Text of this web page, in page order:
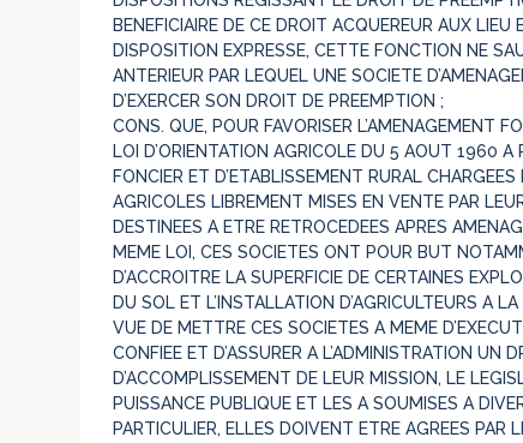
BENEFICIAIRE DE CE DROIT ACQUEREUR AUX
DISPOSITION EXPRESSE, CETTE FONCTION NE
ANTERIEUR PAR LEQUEL UNE SOCIETE
D’EXERCER SON DROIT DE PREEMPTION ;
CONS. QUE, POUR FAVORISER L’AMENAGEMENT
LOI D’ORIENTATION AGRICOLE DU 5 AOUT 1960
FONCIER ET D’ETABLISSEMENT RURAL
AGRICOLES LIBREMENT MISES EN VENTE PAR
DESTINEES A ETRE RETROCEDEES APRES
MEME LOI, CES SOCIETES ONT POUR BUT
D’ACCROITRE LA SUPERFICIE DE CERTAINES
DU SOL ET L’INSTALLATION D’AGRICULTEURS A
VUE DE METTRE CES SOCIETES A MEME
CONFIEE ET D’ASSURER A L’ADMINISTRATION UN
D’ACCOMPLISSEMENT DE LEUR MISSION, LE
PUISSANCE PUBLIQUE ET LES A SOUMISES A
PARTICULIER, ELLES DOIVENT ETRE AGREES PAR